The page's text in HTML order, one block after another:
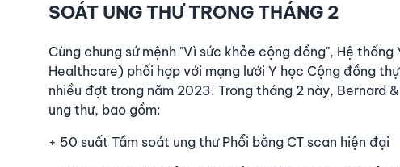
SOÁT UNG THƯ TRONG THÁNG 2
Cùng chung sứ mệnh "Vì sức khỏe cộng đồng", Hệ thống
Healthcare) phối hợp với mạng lưới Y học Cộng đồng
nhiều đợt trong năm 2023. Trong tháng 2 này, Bernard
ung thư, bao gồm:
+ 50 suất Tầm soát ung thư Phổi bằng CT scan hiện đại